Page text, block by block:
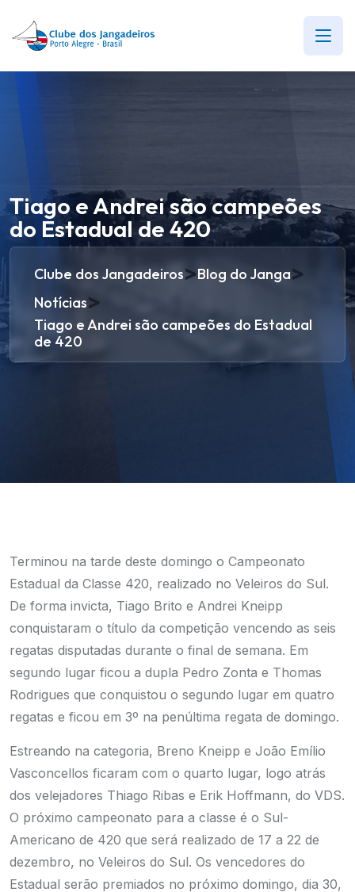
Tiago e Andrei são campeões
do Estadual de 420
Clube dos Jangadeiros>Blog do Janga>
Notícias>
Tiago e Andrei são campeões do Estadual
de 420
Terminou na tarde deste domingo o Campeonato
Estadual da Classe 420, realizado no Veleiros do Sul.
De forma invicta, Tiago Brito e Andrei Kneipp
conquistaram o título da competição vencendo as seis
regatas disputadas durante o final de semana. Em
segundo lugar ficou a dupla Pedro Zonta e Thomas
Rodrigues que conquistou o segundo lugar em quatro
regatas e ficou em 3º na penúltima regata de domingo.
Estreando na categoria, Breno Kneipp e João Emílio
Vasconcellos ficaram com o quarto lugar, logo atrás
dos velejadores Thiago Ribas e Erik Hoffmann, do VDS.
O próximo campeonato para a classe é o Sul-
Americano de 420 que será realizado de 17 a 22 de
dezembro, no Veleiros do Sul. Os vencedores do
Estadual serão premiados no próximo domingo, dia 30,